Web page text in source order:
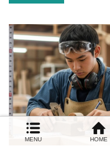
MENU HOME